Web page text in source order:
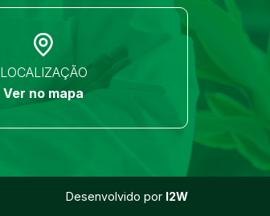
LOCALIZAÇÃO
Ver no mapa
Desenvolvido por I2W